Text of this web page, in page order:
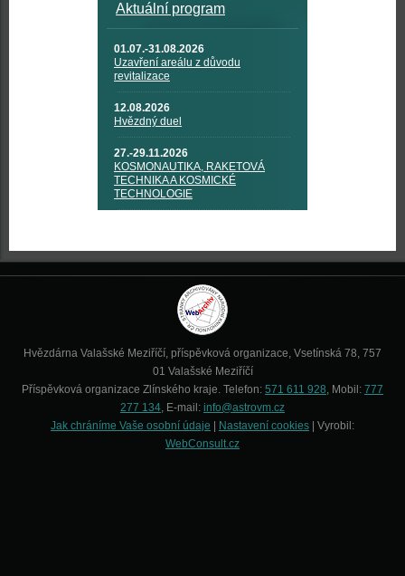
Aktuální program
01.07.-31.08.2026
Uzavření areálu z důvodu
revitalizace
12.08.2026
Hvězdný duel
27.-29.11.2026
KOSMONAUTIKA, RAKETOVÁ
TECHNIKA A KOSMICKÉ
TECHNOLOGIE
Hvězdárna Valašské Meziříčí, příspěvková organizace, Vsetínská 78, 757
01 Valašské Meziříčí
Příspěvková organizace Zlínského kraje. Telefon: 571 611 928, Mobil: 777
277 134, E-mail: info@astrovm.cz
Jak chráníme Vaše osobní údaje
Nastavení cookies | Vyrobil:
WebConsult.cz